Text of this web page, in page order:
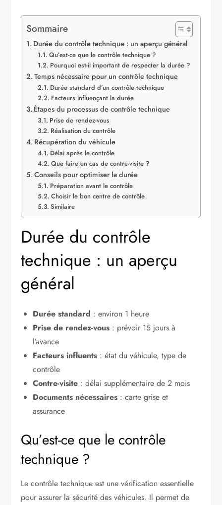
Sommaire
Durée du contrôle technique : un aperçu général
Qu’est-ce que le contrôle technique ?
Pourquoi est-il important de respecter la durée ?
Temps nécessaire pour un contrôle technique
Durée standard d’un contrôle technique
Facteurs influençant la durée
Étapes du processus de contrôle technique
Prise de rendez-vous
Réalisation du contrôle
Récupération du véhicule
Délai après le contrôle
Que faire en cas de contre-visite ?
Conseils pour optimiser la durée
Préparation avant le contrôle
Choisir le bon centre de contrôle
Similaire
Durée du contrôle
technique : un aperçu
général
Durée standard : environ 1 heure
Prise de rendez-vous : prévoir 15 jours à
l’avance
Facteurs influents : état du véhicule, type de
contrôle
Contre-visite : délai supplémentaire de 2 mois
Documents nécessaires : carte grise et
assurance
Qu’est-ce que le contrôle
technique ?
Le contrôle technique est une vérification essentielle
pour assurer la sécurité des véhicules. Il permet de